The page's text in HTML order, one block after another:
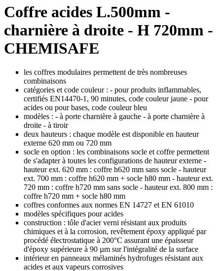
Coffre acides L.500mm -
charnière à droite - H 720mm -
CHEMISAFE
les coffres modulaires permettent de très nombreuses
combinaisons
catégories et code couleur : - pour produits inflammables,
certifiés EN14470-1, 90 minutes, code couleur jaune - pour
acides ou pour bases, code couleur bleu
modèles : - à porte charnière à gauche - à porte charnière à
droite - à tiroir
deux hauteurs : chaque modèle est disponible en hauteur
externe 620 mm ou 720 mm
socle en option : les combinaisons socle et coffre permettent
de s'adapter à toutes les configurations de hauteur externe -
hauteur ext. 620 mm : coffre h620 mm sans socle - hauteur
ext. 700 mm : coffre h620 mm + socle h80 mm - hauteur ext.
720 mm : coffre h720 mm sans socle - hauteur ext. 800 mm :
coffre h720 mm + socle h80 mm
coffres conformes aux normes EN 14727 et EN 61010
modèles spécifiques pour acides
construction : tôle d'acier verni résistant aux produits
chimiques et à la corrosion, revêtement époxy appliqué par
procédé électrostatique à 200°C assurant une épaisseur
d'époxy supérieure à 90 µm sur l'intégralité de la surface
intérieur en panneaux mélaminés hydrofuges résistant aux
acides et aux vapeurs corrosives